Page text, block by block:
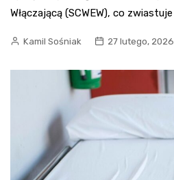
Włączającą (SCWEW), co
Kamil Sośniak 27 lutego, 2026